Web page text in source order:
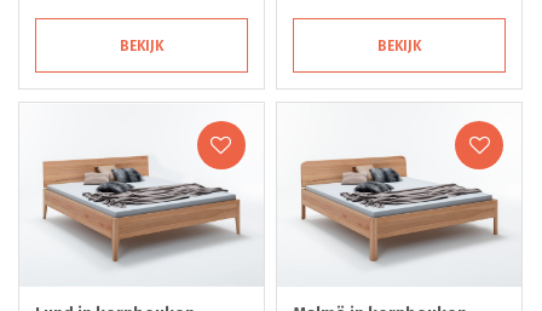
BEKIJK BEKIJK